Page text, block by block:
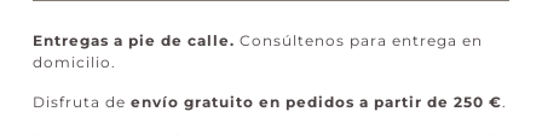
Entregas a pie de calle. Consúltenos para entrega en
domicilio.
Disfruta de envío gratuito en pedidos a partir de 250 €